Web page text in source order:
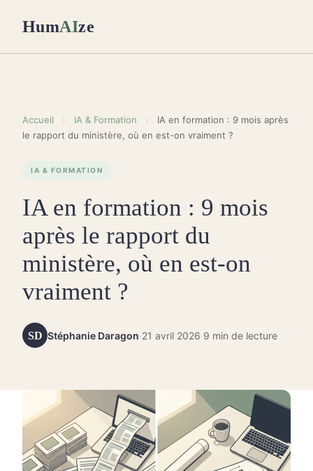
HumAIze
Accueil › IA & Formation ›
IA en formation : 9 mois après
le rapport du ministère, où en est-on vraiment ?
IA & FORMATION
IA en formation : 9 mois
après le rapport du
ministère, où en est-on
vraiment ?
SD Stéphanie Daragon·21 avril 2026·9 min de lecture